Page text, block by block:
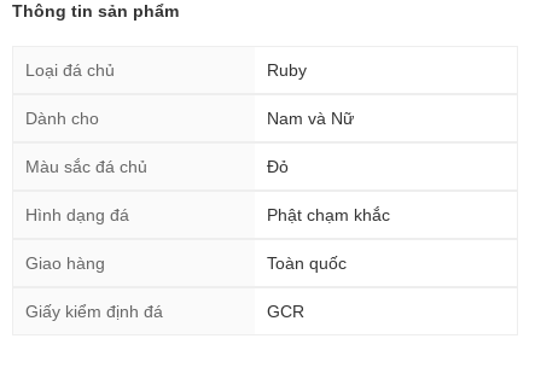
Thông tin sản phẩm
Loại đá chủ Ruby
Dành cho Nam và Nữ
Màu sắc đá chủ Đỏ
Hình dạng đá Phật chạm khắc
Giao hàng Toàn quốc
Giấy kiểm định đá GCR